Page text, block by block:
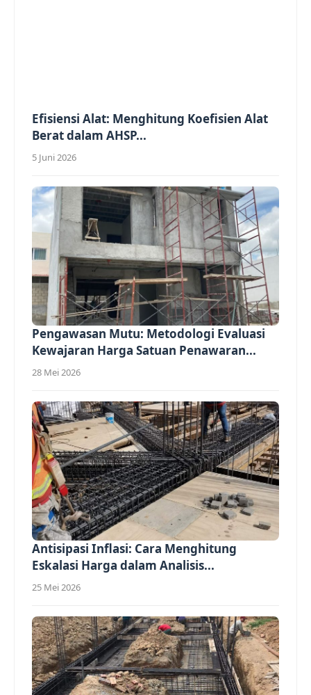
Efisiensi Alat: Menghitung Koefisien Alat
Berat dalam AHSP...
5 Juni 2026
Pengawasan Mutu: Metodologi Evaluasi
Kewajaran Harga Satuan Penawaran...
28 Mei 2026
Antisipasi Inflasi: Cara Menghitung
Eskalasi Harga dalam Analisis...
25 Mei 2026